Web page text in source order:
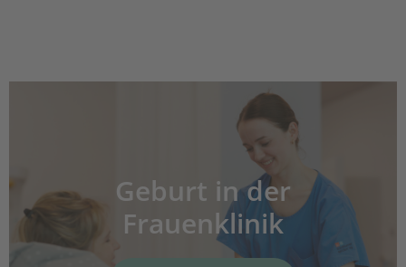
Geburt in der
Frauenklinik